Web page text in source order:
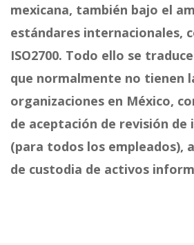
mexicana, también bajo el
estándares internacionales,
ISO2700. Todo ello se
que normalmente no tienen
organizaciones en México,
de aceptación de revisión de
(para todos los empleados),
de custodia de activos